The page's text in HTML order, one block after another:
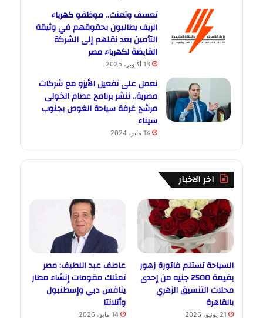
تعسف وتعنت.. موظفو كهرباء
الريف يطالبون بحقوقهم في وثيقة
التأمين بعد نقلهم إلى الشركة
القابضة لكهرباء مصر
13 أكتوبر، 2025
نعمل على تفعيل الأيزو مع شركات
مصرية.. ننشر برنامج عصام الخولى
مرشح غرفة سياحة الغوص بجنوب
سيناء
14 مايو، 2024
اخر الاخبار
السياحة تستلم فاتورة زهور
بقيمة 2500 جنيه من إحدى
محلات التنسيق الزهري
بالقاهرة
21 يونيو، 2026
عاطف عبد اللطيف: مصر
تمتلك مقومات إنشاء مطار
ينافس دبي وإسطنبول
وأتلانتا
14 مايو، 2026